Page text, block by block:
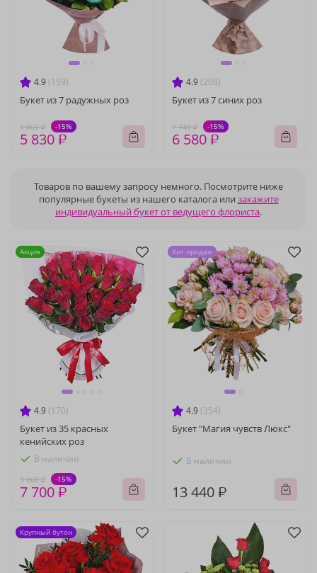
4.9 (159)
Букет из 7 радужных роз
6 860 ₽ -15%
5 830 ₽
4.9 (208)
Букет из 7 синих роз
7 740 ₽ -15%
6 580 ₽
Товаров по вашему запросу немного. Посмотрите ниже
популярные букеты из нашего каталога или закажите
индивидуальный букет от ведущего флориста.
4.9 (170)
Букет из 35 красных
кенийских роз
В наличии
9 060 ₽ -15%
7 700 ₽
Акция
4.9 (354)
Букет "Магия чувств Люкс"
В наличии
13 440 ₽
Хит продаж
Крупный бутон